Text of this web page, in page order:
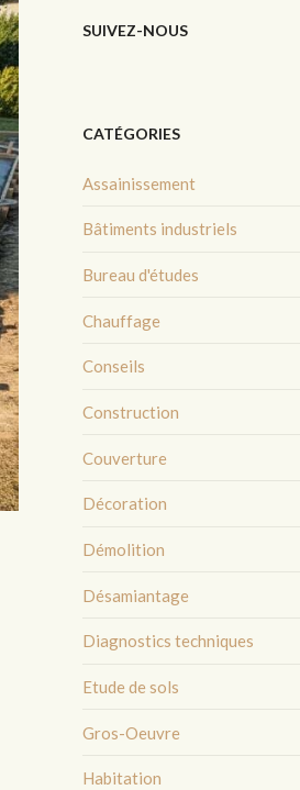
SUIVEZ-NOUS
CATÉGORIES
Assainissement
Bâtiments industriels
Bureau d'études
Chauffage
Conseils
Construction
Couverture
Décoration
Démolition
Désamiantage
Diagnostics techniques
Etude de sols
Gros-Oeuvre
Habitation